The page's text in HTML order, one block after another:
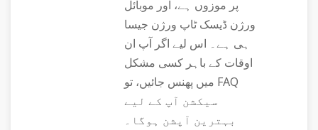
پر موزوں ہے، اور موبائل
ورژن ڈیسک ٹاپ ورژن جیسا
ہی ہے۔ اس لیے اگر آپ ان
اوقات کے باہر کسی مشکل
میں پھنس جائیں، تو FAQ
سیکشن آپ کے لیے
بہترین آپشن ہوگا۔